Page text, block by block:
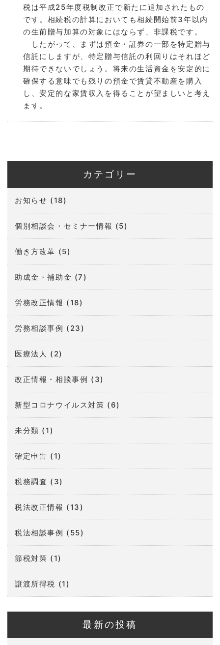
税は平成25年度税制改正で新たに追加されたもの
です。相続税の計算においても相続開始前3年以内
の生前贈与加算の対象にはならず、非課税です。
したがって、まずは預金・証券の一部を特定贈与
信託にしますが、特定贈与信託の利回りはそれほど
期待できないでしょう。将来の生活資金を安定的に
確保する意味でも残りの預金で賃貸不動産を購入
し、安定的な家賃収入を得ることが望ましいと考え
ます。
カテゴリー
お知らせ (18)
個別相談会・セミナー情報 (5)
働き方改革 (5)
助成金・補助金 (7)
労務改正情報 (18)
労務相談事例 (23)
医療法人 (2)
改正情報・相談事例 (3)
新型コロナウイルス対策 (6)
未分類 (1)
確定申告 (1)
税務調査 (3)
税法改正情報 (13)
税法相談事例 (55)
節税対策 (1)
譲渡所得税 (1)
最新の投稿